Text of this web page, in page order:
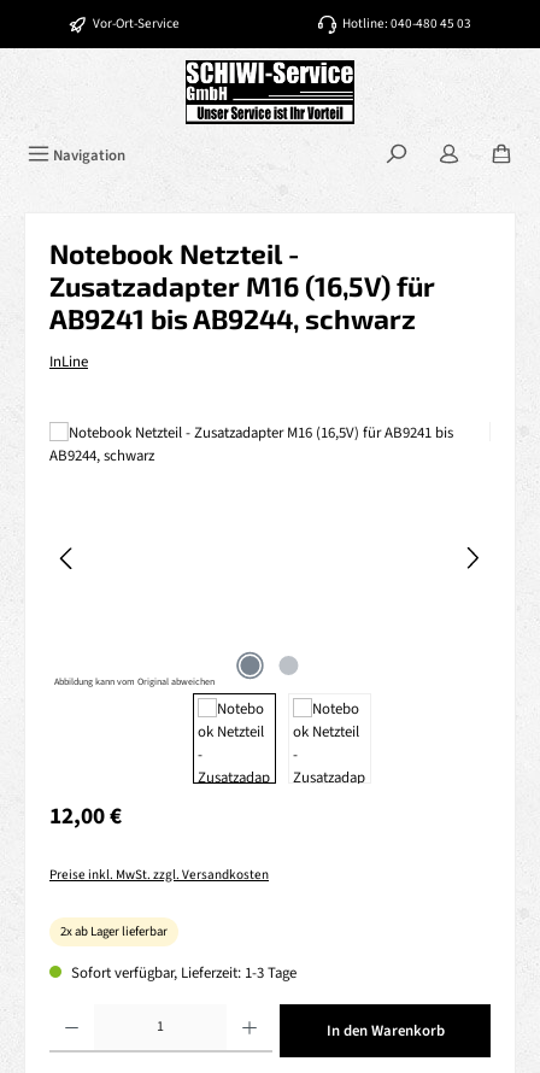
Zum Hauptinhalt springen
Vor-Ort-Service Hotline: 040-480 45 03
Navigation
Notebook Netzteil -
Zusatzadapter M16 (16,5V) für
AB9241 bis AB9244, schwarz
InLine
Bildergalerie überspringen
Abbildung kann vom Original abweichen
Regulärer Preis:
12,00 €
Preise inkl. MwSt. zzgl. Versandkosten
2x ab Lager lieferbar
Sofort verfügbar, Lieferzeit: 1-3 Tage
In den Warenkorb